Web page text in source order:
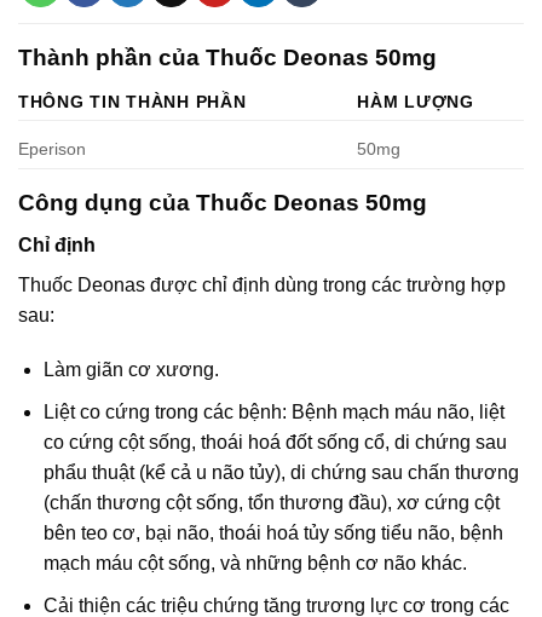
Thành phần của Thuốc Deonas 50mg
THÔNG TIN THÀNH PHẦN HÀM LƯỢNG
Eperison 50mg
Công dụng của Thuốc Deonas 50mg
Chỉ định
Thuốc Deonas được chỉ định dùng trong các trường hợp
sau:
Làm giãn cơ xương.
Liệt co cứng trong các bệnh: Bệnh mạch máu não, liệt
co cứng cột sống, thoái hoá đốt sống cổ, di chứng sau
phẩu thuật (kể cả u não tủy), di chứng sau chấn thương
(chấn thương cột sống, tổn thương đầu), xơ cứng cột
bên teo cơ, bại não, thoái hoá tủy sống tiểu não, bệnh
mạch máu cột sống, và những bệnh cơ não khác.
Cải thiện các triệu chứng tăng trương lực cơ trong các